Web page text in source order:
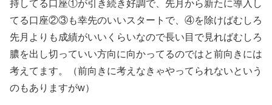
持してる口座①が引き続き好調で、先月から新たに導入し
てる口座②③も幸先のいいスタートで、④を除けばむしろ
先月よりも成績がいいくらいなので長い目で見ればむしろ
膿を出し切っていい方向に向かってるのではと前向きには
考えてます。（前向きに考えなきゃやってられないという
のもありますがw）